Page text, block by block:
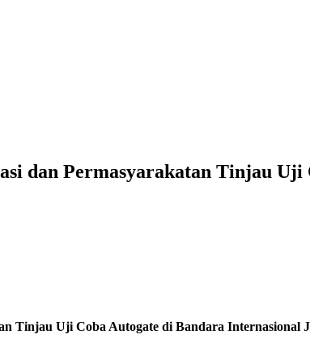
dan Permasyarakatan Tinjau Uji
Tinjau Uji Coba Autogate di Bandara Internasional